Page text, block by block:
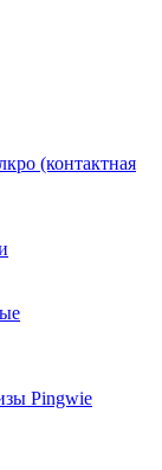
(контактная
Pingwie